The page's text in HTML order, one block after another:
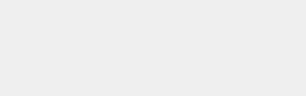
ット！」水曜スタジオ出演決定
林さんと再会した結果･･･【激レアさんを連れてきた。】